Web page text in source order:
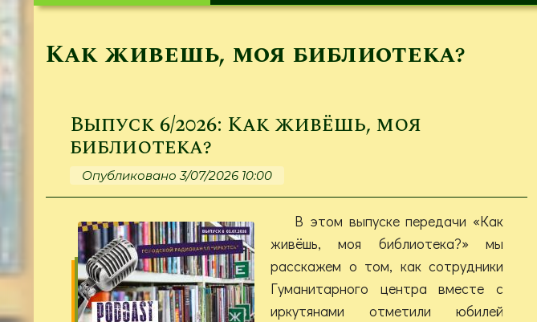
Как живешь, моя библиотека?
Выпуск 6/2026: Как живёшь, моя
библиотека?
Опубликовано 3/07/2026 10:00
В этом выпуске передачи «Как
живёшь, моя библиотека?» мы
расскажем о том, как сотрудники
Гуманитарного центра вместе с
иркутянами отметили юбилей